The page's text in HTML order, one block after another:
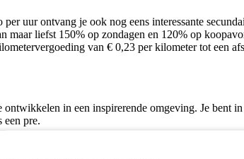
per uur ontvang je ook nog eens interessante
maar liefst 150% op zondagen en 120% op
van € 0,23 per kilometer tot een
in een inspirerende omgeving. Je bent
een pre.